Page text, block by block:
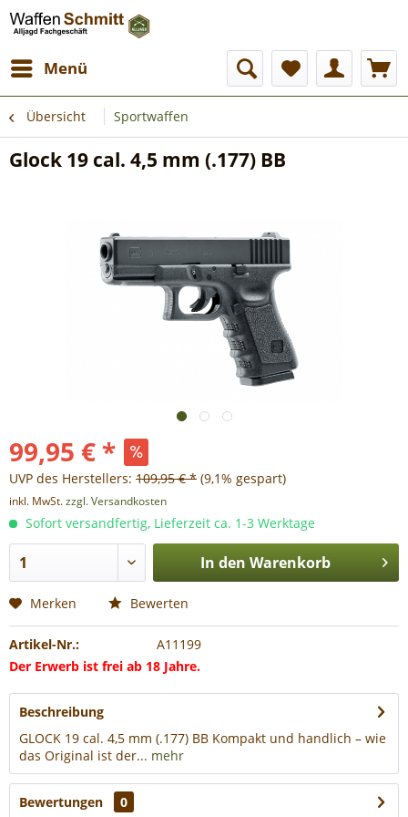
Menü
Übersicht Sportwaffen
Glock 19 cal. 4,5 mm (.177) BB
99,95 € *
UVP des Herstellers: 109,95 € * (9,1% gespart)
inkl. MwSt.zzgl. Versandkosten
Sofort versandfertig, Lieferzeit ca. 1-3 Werktage
In den Warenkorb
Merken Bewerten
Artikel-Nr.:
A11199
Der Erwerb ist frei ab 18 Jahre.
Beschreibung
GLOCK 19 cal. 4,5 mm (.177) BB Kompakt und handlich – wie
das Original ist der... mehr
Bewertungen 0